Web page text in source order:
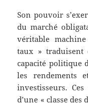
Son pouvoir
du marché
véritable
taux » traduisent
capacité politique
les rendements
investisseurs.
d’une « classe